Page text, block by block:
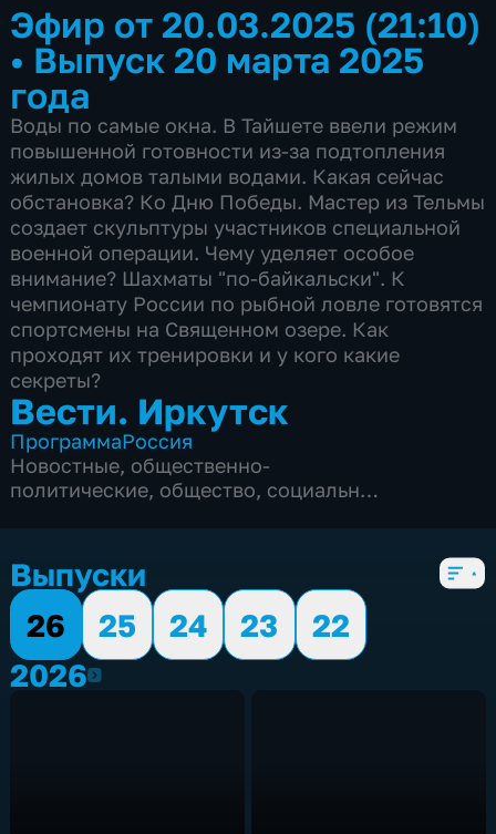
Эфир от 20.03.2025 (21:10)
• Выпуск 20 марта 2025
года
Воды по самые окна. В Тайшете ввели режим
повышенной готовности из-за подтопления
жилых домов талыми водами. Какая сейчас
обстановка? Ко Дню Победы. Мастер из Тельмы
создает скульптуры участников специальной
военной операции. Чему уделяет особое
внимание? Шахматы "по-байкальски". К
чемпионату России по рыбной ловле готовятся
спортсмены на Священном озере. Как
проходят их тренировки и у кого какие
секреты?
Вести. Иркутск
ПрограммаРоссия
Новостные, общественно-
политические, общество, социально-
Выпуски
26
25 24 23
22
20262026